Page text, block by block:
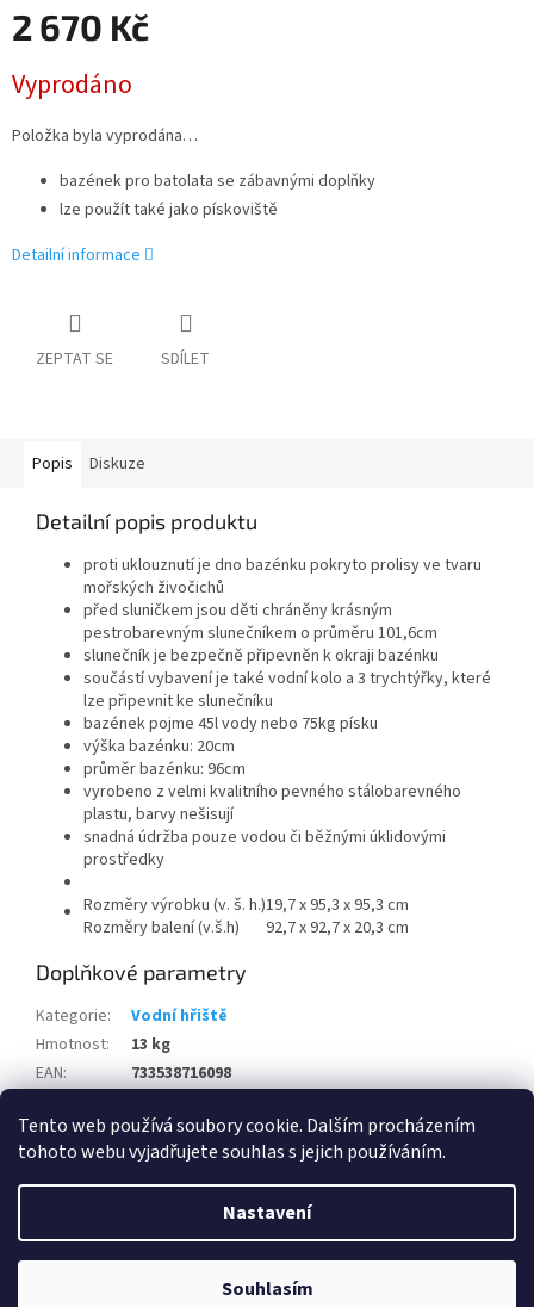
Tento web používá soubory cookie. Dalším procházením
tohoto webu vyjadřujete souhlas s jejich používáním.
Nastavení
Souhlasím
2 670 Kč
cena:
Vyprodáno
Položka byla vyprodána…
bazének pro batolata se zábavnými doplňky
lze použít také jako pískoviště
Detailní informace
ZEPTAT SE SDÍLET
Popis Diskuze
Detailní popis produktu
proti uklouznutí je dno bazénku pokryto prolisy ve tvaru
mořských živočichů
před sluničkem jsou děti chráněny krásným
pestrobarevným slunečníkem o průměru 101,6cm
slunečník je bezpečně připevněn k okraji bazénku
součástí vybavení je také vodní kolo a 3 trychtýřky, které
lze připevnit ke slunečníku
bazének pojme 45l vody nebo 75kg písku
výška bazénku: 20cm
průměr bazénku: 96cm
vyrobeno z velmi kvalitního pevného stálobarevného
plastu, barvy nešisují
snadná údržba pouze vodou či běžnými úklidovými
prostředky
Rozměry výrobku (v. š. h.)19,7 x 95,3 x 95,3 cm
Rozměry balení (v.š.h)
92,7 x 92,7 x 20,3 cm
Doplňkové parametry
Kategorie:
Vodní hřiště
Hmotnost:
13 kg
EAN:
733538716098
Vytvořil Shoptet
www.eshop-skrblik.cz